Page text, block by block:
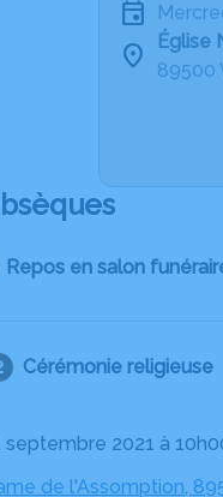
Église
89500
Repos en salon
Cérémonie religieuse
septembre 2021 à
de l'Assomption,